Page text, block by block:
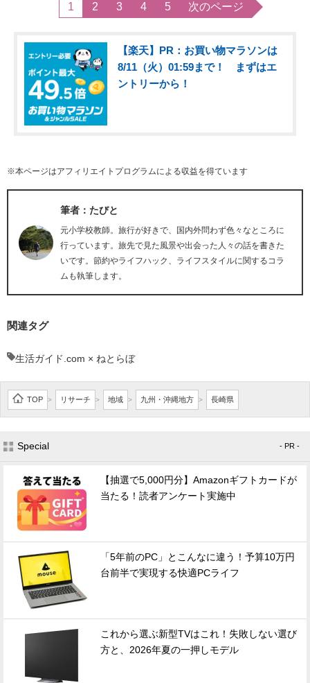
1 2 3 4 5 次のページ
【楽天】PR：お買い物マラソンは
8/11（火）01:59まで！ まずはエ
ントリーから！
※本ページはアフィリエイトプログラムによる収益を得ています
筆者：たびと
元小学校教師。旅行が好きで、国内外問わず色々なところに
行っています。旅先で見た風景や出会った人々の話を書きた
いです。節約やライフハック、ライフスタイルに関するコラ
ムも執筆します。
関連タグ
生活ガイド.com × ねとらぼ
TOP > リサーチ > 地域 > 九州・沖縄地方 > 長崎県
Special - PR -
【抽選で5,000円分】Amazonギフトカードが
当たる！読者アンケート実施中
「5年前のPC」とこんなに違う！予算10万円
台前半で実現する快適PCライフ
これから選ぶ新型TVはこれ！失敗しない選び
方と、2026年夏の一押しモデル